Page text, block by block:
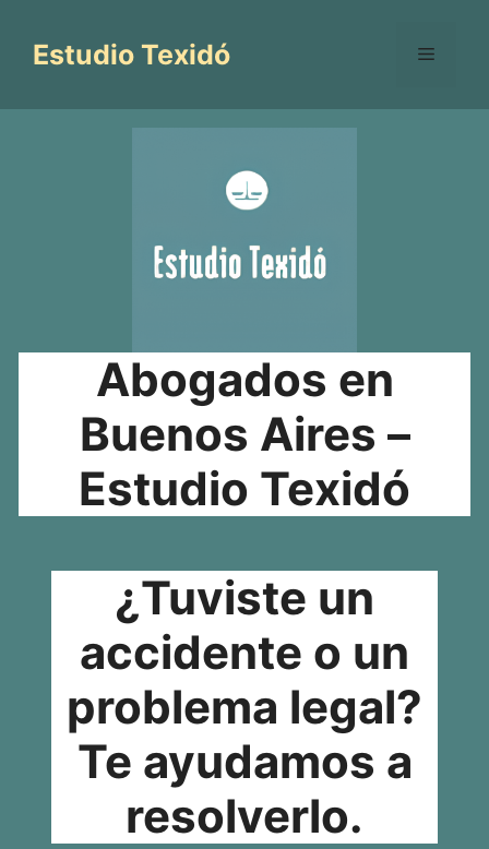
contenido
Estudio Texidó Menú
Abogados en
Buenos Aires –
Estudio Texidó
¿Tuviste un
accidente o un
problema legal?
Te ayudamos a
resolverlo.